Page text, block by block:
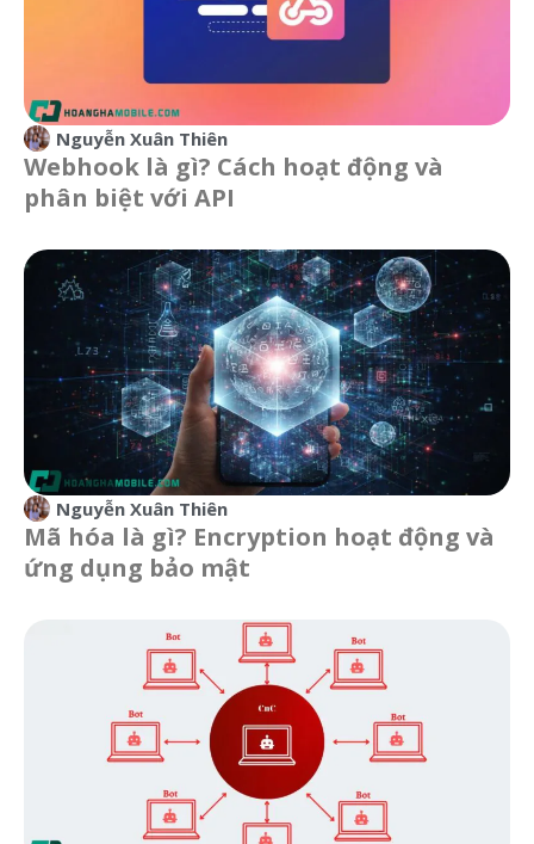
Nguyễn Xuân Thiên
Webhook là gì? Cách hoạt động và
phân biệt với API
Nguyễn Xuân Thiên
Mã hóa là gì? Encryption hoạt động và
ứng dụng bảo mật